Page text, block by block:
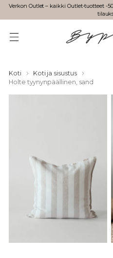
Verkon Outlet – kaikki Outlet-tuotteet -
Koti
Koti ja sisustus
Holte tyynynpäällinen, sand